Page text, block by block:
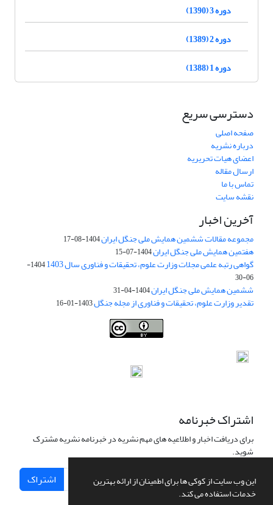
این وب سایت از کوکی ها برای اطمینان از ارائه بهترین
خدمات استفاده می کند.
دوره 3 (1390)
دوره 2 (1389)
دوره 1 (1388)
دسترسی سریع
صفحه اصلی
درباره نشریه
اعضای هیات تحریریه
ارسال مقاله
تماس با ما
نقشه سایت
آخرین اخبار
مجموعه مقالات ششمین همایش ملی جنگل ایران1404-08-17
هفتمین همایش ملی جنگل ایران1404-07-15
گواهی رتبه علمی مجلات وزارت علوم، تحقیقات و فناوری سال 1403
1404-
06-30
ششمین همایش ملی جنگل ایران1404-04-31
تقدیر وزارت علوم، تحقیقات و فناوری از مجله جنگل1403-01-16
اشتراک خبرنامه
برای دریافت اخبار و اطلاعیه های مهم نشریه در خبرنامه نشریه مشترک
شوید.
اشتراک